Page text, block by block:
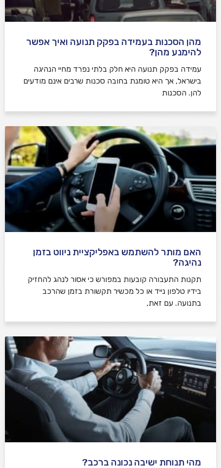
מהן הסכנות בעמידה בפקק תנועה ואיך אפשר
להימנע מהן?
עמידה בפקק תנועה היא חלק בלתי נפרד מחיי הנהיגה
בישראל, אך היא טומנת בחובה סכנות שרבים אינם מודעים
להן. הסכנות
האם מותר להשתמש באפליקציית ניווט בזמן
נהיגה?
תקנות התעבורה קובעות במפורש כי אסור לנהג להחזיק
בידיו טלפון נייד או כל מכשיר תקשורת בזמן שהרכב
בתנועה. עם זאת,
מהי תנוחת ישיבה נכונה ברכב?